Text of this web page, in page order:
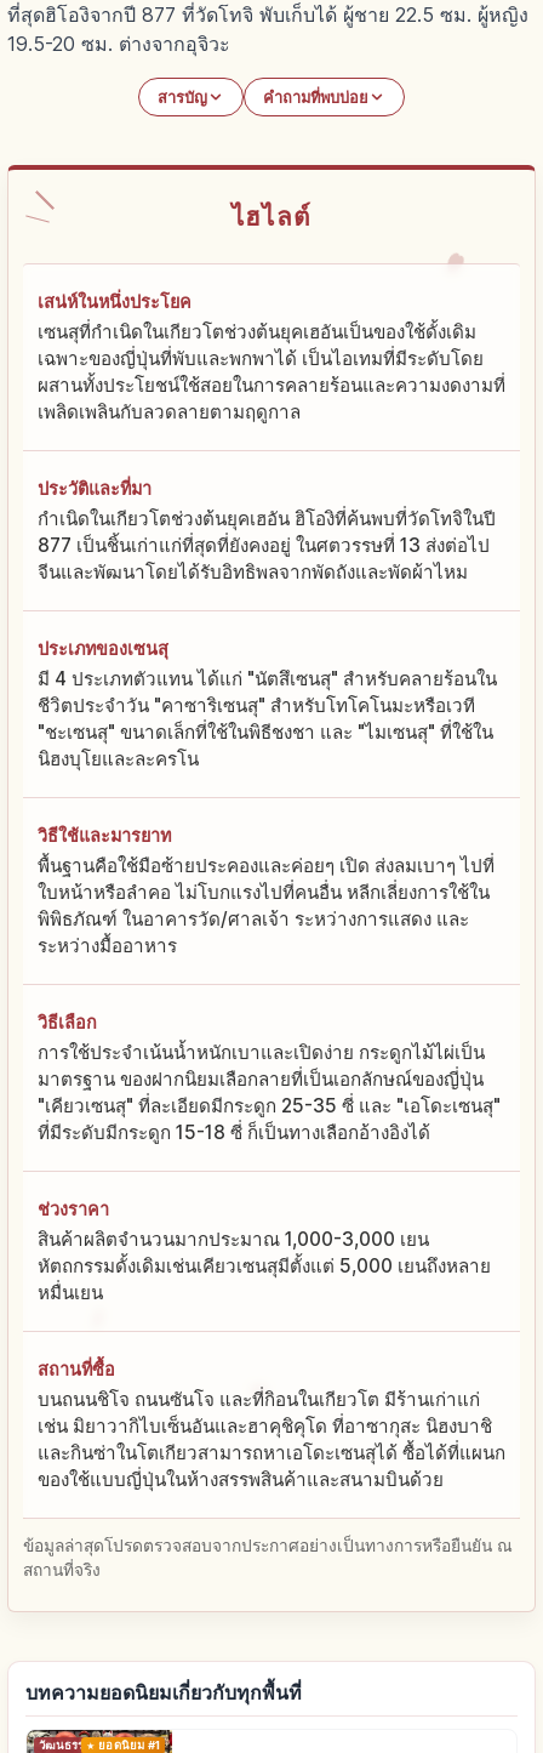
ที่สุดฮิโองิจากปี 877 ที่วัดโทจิ พับเก็บได้ ผู้ชาย 22.5 ซม. ผู้หญิง
19.5-20 ซม. ต่างจากอุจิวะ
สารบัญ คำถามที่พบบ่อย
ไฮไลต์
เสน่ห์ในหนึ่งประโยค
เซนสุที่กำเนิดในเกียวโตช่วงต้นยุคเฮอันเป็นของใช้ดั้งเดิม
เฉพาะของญี่ปุ่นที่พับและพกพาได้ เป็นไอเทมที่มีระดับโดย
ผสานทั้งประโยชน์ใช้สอยในการคลายร้อนและความงดงามที่
เพลิดเพลินกับลวดลายตามฤดูกาล
ประวัติและที่มา
กำเนิดในเกียวโตช่วงต้นยุคเฮอัน ฮิโองิที่ค้นพบที่วัดโทจิในปี
877 เป็นชิ้นเก่าแก่ที่สุดที่ยังคงอยู่ ในศตวรรษที่ 13 ส่งต่อไป
จีนและพัฒนาโดยได้รับอิทธิพลจากพัดถังและพัดผ้าไหม
ประเภทของเซนสุ
มี 4 ประเภทตัวแทน ได้แก่ "นัตสึเซนสุ" สำหรับคลายร้อนใน
ชีวิตประจำวัน "คาซาริเซนสุ" สำหรับโทโคโนมะหรือเวที
"ชะเซนสุ" ขนาดเล็กที่ใช้ในพิธีชงชา และ "ไมเซนสุ" ที่ใช้ใน
นิฮงบุโยและละครโน
วิธีใช้และมารยาท
พื้นฐานคือใช้มือซ้ายประคองและค่อยๆ เปิด ส่งลมเบาๆ ไปที่
ใบหน้าหรือลำคอ ไม่โบกแรงไปที่คนอื่น หลีกเลี่ยงการใช้ใน
พิพิธภัณฑ์ ในอาคารวัด/ศาลเจ้า ระหว่างการแสดง และ
ระหว่างมื้ออาหาร
วิธีเลือก
การใช้ประจำเน้นน้ำหนักเบาและเปิดง่าย กระดูกไม้ไผ่เป็น
มาตรฐาน ของฝากนิยมเลือกลายที่เป็นเอกลักษณ์ของญี่ปุ่น
"เคียวเซนสุ" ที่ละเอียดมีกระดูก 25-35 ซี่ และ "เอโดะเซนสุ"
ที่มีระดับมีกระดูก 15-18 ซี่ ก็เป็นทางเลือกอ้างอิงได้
ช่วงราคา
สินค้าผลิตจำนวนมากประมาณ 1,000-3,000 เยน
หัตถกรรมดั้งเดิมเช่นเคียวเซนสุมีตั้งแต่ 5,000 เยนถึงหลาย
หมื่นเยน
สถานที่ซื้อ
บนถนนชิโจ ถนนซันโจ และที่กิอนในเกียวโต มีร้านเก่าแก่
เช่น มิยาวากิไบเซ็นอันและฮาคุชิคุโด ที่อาซากุสะ นิฮงบาชิ
และกินซ่าในโตเกียวสามารถหาเอโดะเซนสุได้ ซื้อได้ที่แผนก
ของใช้แบบญี่ปุ่นในห้างสรรพสินค้าและสนามบินด้วย
ข้อมูลล่าสุดโปรดตรวจสอบจากประกาศอย่างเป็นทางการหรือยืนยัน ณ
สถานที่จริง
บทความยอดนิยมเกี่ยวกับทุกพื้นที่
วัฒนธรรมดั้งเดิมยอดนิยม #1